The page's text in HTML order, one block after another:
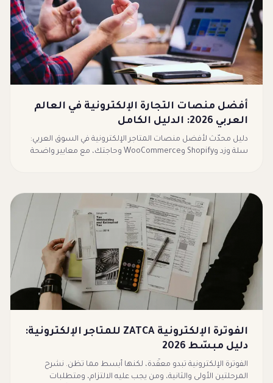
أفضل منصات التجارة الإلكترونية في العالم
العربي 2026: الدليل الكامل
دليل محدّث لأفضل منصات المتاجر الإلكترونية في السوق العربي:
سلة وزد وShopify وWooCommerce وحاجتك، مع معايير واضحة
الفوترة الإلكترونية ZATCA للمتاجر الإلكترونية:
دليل مبسّط 2026
الفوترة الإلكترونية تبدو معقّدة، لكنها أبسط مما تظن. نشرح
المرحلتين الأولى والثانية، ومن يجب عليه الالتزام، ومتطلبات